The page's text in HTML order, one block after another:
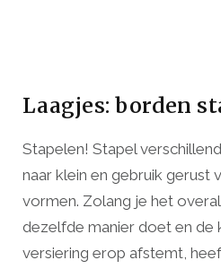
Laagjes: borden
Stapelen! Stapel
naar klein en gebruik gerust
vormen. Zolang je het
dezelfde manier doet en de
versiering erop afstemt,